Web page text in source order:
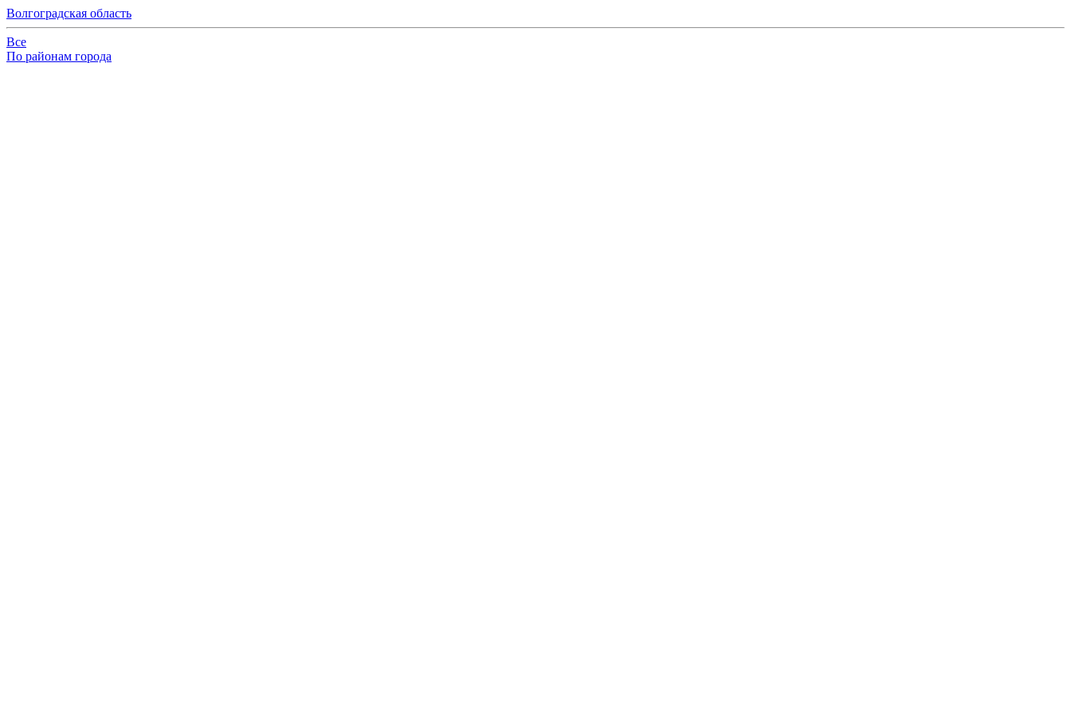
Волгоградская область
Все
По районам города